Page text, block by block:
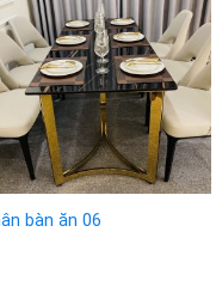
Add to
wishlist
bàn ăn 06